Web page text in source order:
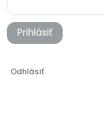
Prihlásiť
Odhlásiť